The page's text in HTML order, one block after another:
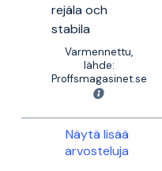
rejäla och
stabila
Varmennettu,
lähde:
Proffsmagasinet.se
Näytä lisää
arvosteluja